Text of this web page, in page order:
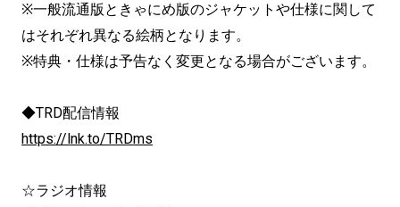
※一般流通版ときゃにめ版のジャケットや仕様に関して
はそれぞれ異なる絵柄となります。
※特典・仕様は予告なく変更となる場合がございます。
◆TRD配信情報
https://lnk.to/TRDms
☆ラジオ情報